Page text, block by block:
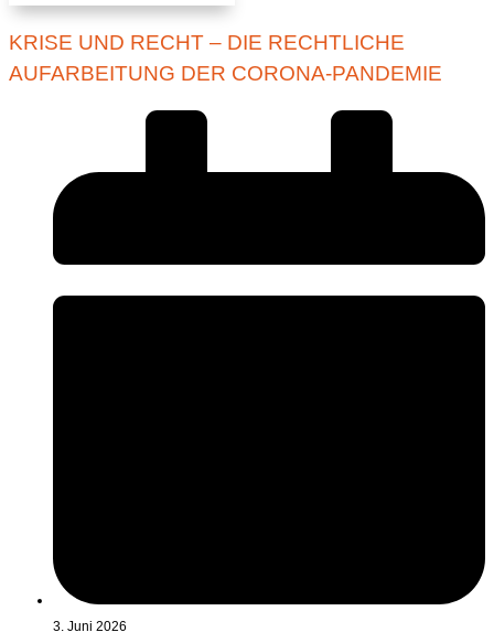
KRISE UND RECHT – DIE RECHTLICHE
AUFARBEITUNG DER CORONA-PANDEMIE
3. Juni 2026